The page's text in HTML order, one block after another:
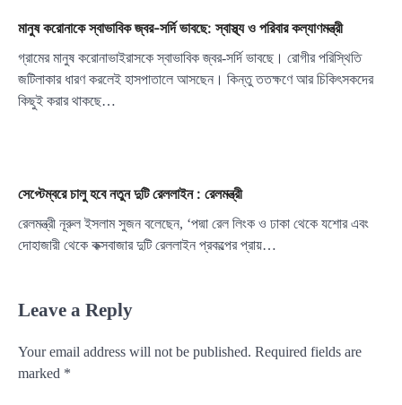
মানুষ করোনাকে স্বাভাবিক জ্বর-সর্দি ভাবছে: স্বাস্থ্য ও পরিবার কল্যাণমন্ত্রী
গ্রামের মানুষ করোনাভাইরাসকে স্বাভাবিক জ্বর-সর্দি ভাবছে। রোগীর পরিস্থিতি
জটিলাকার ধারণ করলেই হাসপাতালে আসছেন। কিন্তু ততক্ষণে আর চিকিৎসকদের
কিছুই করার থাকছে…
সেপ্টেম্বরে চালু হবে নতুন দুটি রেললাইন : রেলমন্ত্রী
রেলমন্ত্রী নূরুল ইসলাম সুজন বলেছেন, ‘পদ্মা রেল লিংক ও ঢাকা থেকে যশোর এবং
দোহাজারী থেকে কক্সবাজার দুটি রেললাইন প্রকল্পের প্রায়…
Leave a Reply
Your email address will not be published. Required fields are
marked *